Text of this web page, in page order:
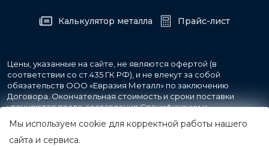
Калькулятор металла Прайс-лист
Цены, указанные на сайте, не являются офертой (в
соответствии со ст.435 ГК РФ), и не влекут за собой
обязательств ООО «Евразия Металл» по заключению
Договора. Окончательная стоимость и сроки поставки
уточняются после составления Спецификации и
фиксируются в Счете на оплату, а также Спецификации на
поставку товара.
Мы используем cookie для корректной работы нашего
сайта и сервиса.